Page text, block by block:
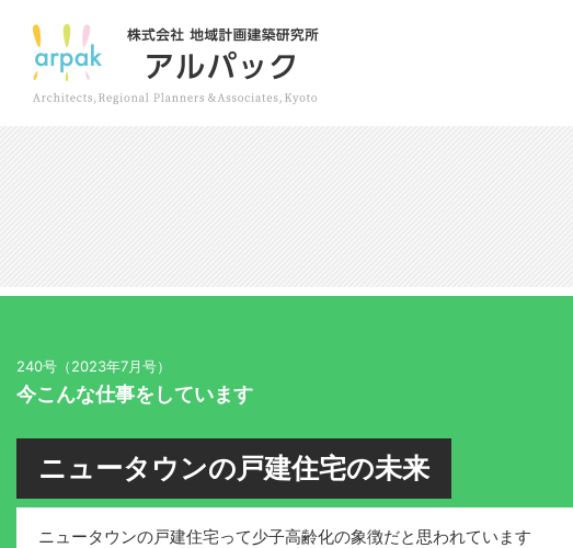
240号（2023年7月号）
今こんな仕事をしています
ニュータウンの戸建住宅の未来
ニュータウンの戸建住宅って少子高齢化の象徴だと思われています